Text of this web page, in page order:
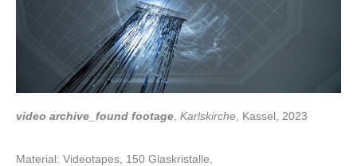
video archive_found footage Karlskirche , Kassel, 2023
Material: Videotapes, 150 Glaskristalle,